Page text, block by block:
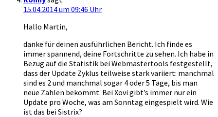
15.04.2014 um 09:46 Uhr
Hallo Martin,
danke für deinen ausführlichen Bericht. Ich finde es
immer spannend, deine Fortschritte zu sehen. Ich habe in
Bezug auf die Statistik bei Webmastertools festgestellt,
dass der Update Zyklus teilweise stark variiert: manchmal
sind es 2 und manchmal sogar 4 oder 5 Tage, bis man
neue Zahlen bekommt. Bei Xovi gibt’s immer nur ein
Update pro Woche, was am Sonntag eingespielt wird. Wie
ist das bei Sistrix?